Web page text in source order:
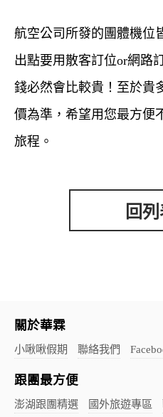
航空公司所發的團體機位
出點要用散客訂位or網路
錢必然會比較貴！至於貴
價為準，希望用您最方便
旅程 。
回
關於華霖
小啾啾假期 聯絡我們
跟團最方便
澎湖跟團精選 國外旅遊專區